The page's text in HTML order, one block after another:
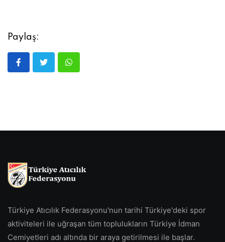
Paylaş:
Türkiye Atıcılık Federasyonu'nun tarihi Türkiye'deki spor
aktiviteleri ile uğraşan tüm toplulukların Türkiye İdman
Cemiyetleri adı altında bir araya getirilmesi ile başlar.